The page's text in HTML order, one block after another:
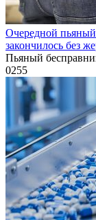
Очередной пьяный
закончилось без
Пьяный
0255